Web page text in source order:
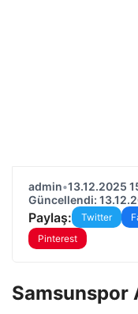
admin•13.12.2025
Güncellendi:
Paylaş: Twitter
Pinterest
Samsunspor